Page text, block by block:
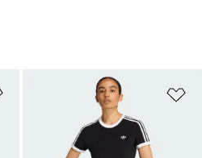
Añadir a la lista de deseos